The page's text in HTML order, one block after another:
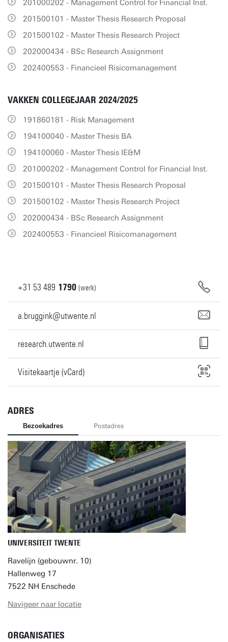
201000202 - Management Control for Financial Inst.
201500101 - Master Thesis Research Proposal
201500102 - Master Thesis Research Project
202000434 - BSc Research Assignment
202400553 - Financieel Risicomanagement
VAKKEN COLLEGEJAAR 2024/2025
191860181 - Risk Management
194100040 - Master Thesis BA
194100060 - Master Thesis IE&M
201000202 - Management Control for Financial Inst.
201500101 - Master Thesis Research Proposal
201500102 - Master Thesis Research Project
202000434 - BSc Research Assignment
202400553 - Financieel Risicomanagement
+31 53 489 1790 (werk)
a.bruggink@utwente.nl
research.utwente.nl
Visitekaartje (vCard)
ADRES
Bezoekadres Postadres
UNIVERSITEIT TWENTE
Ravelijn (gebouwnr. 10)
Hallenweg 17
7522 NH Enschede
Navigeer naar locatie
ORGANISATIES